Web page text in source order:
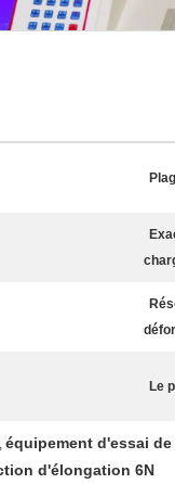
Le
, équipement d'essai
d'élongation 6N